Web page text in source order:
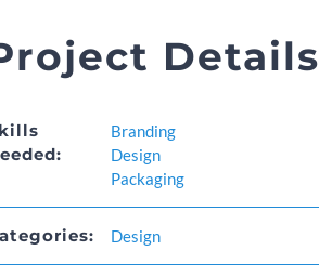
Details
Branding
Design
Packaging
Design